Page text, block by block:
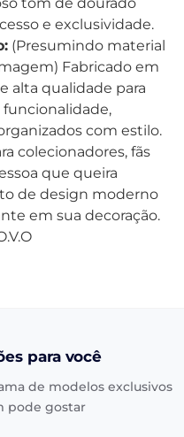
e exclusividade.
(Presumindo material
Fabricado em
alta qualidade para
com estilo.
colecionadores, fãs
que queira
de design moderno
em sua decoração.
para você
de modelos exclusivos
pode gostar